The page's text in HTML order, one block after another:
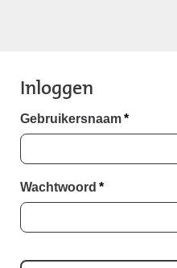
Inloggen
Gebruikersnaam*
Wachtwoord *